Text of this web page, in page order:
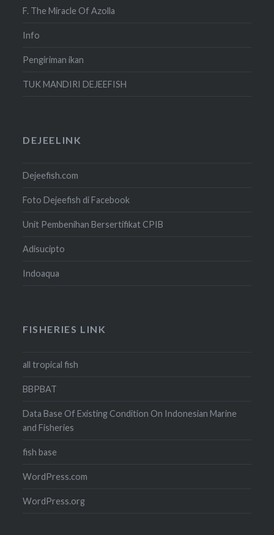
F. The Miracle Of Azolla
Info
Pengiriman ikan
TUK MANDIRI DEJEEFISH
DEJEELINK
Dejeefish.com
Foto Dejeefish di Facebook
Unit Pembenihan Bersertifikat CPIB
Adisucipto
Indoaqua
FISHERIES LINK
all tropical fish
BBPBAT
Data Base Of Existing Condition On Indonesian Marine
and Fisheries
fish base
WordPress.com
WordPress.org